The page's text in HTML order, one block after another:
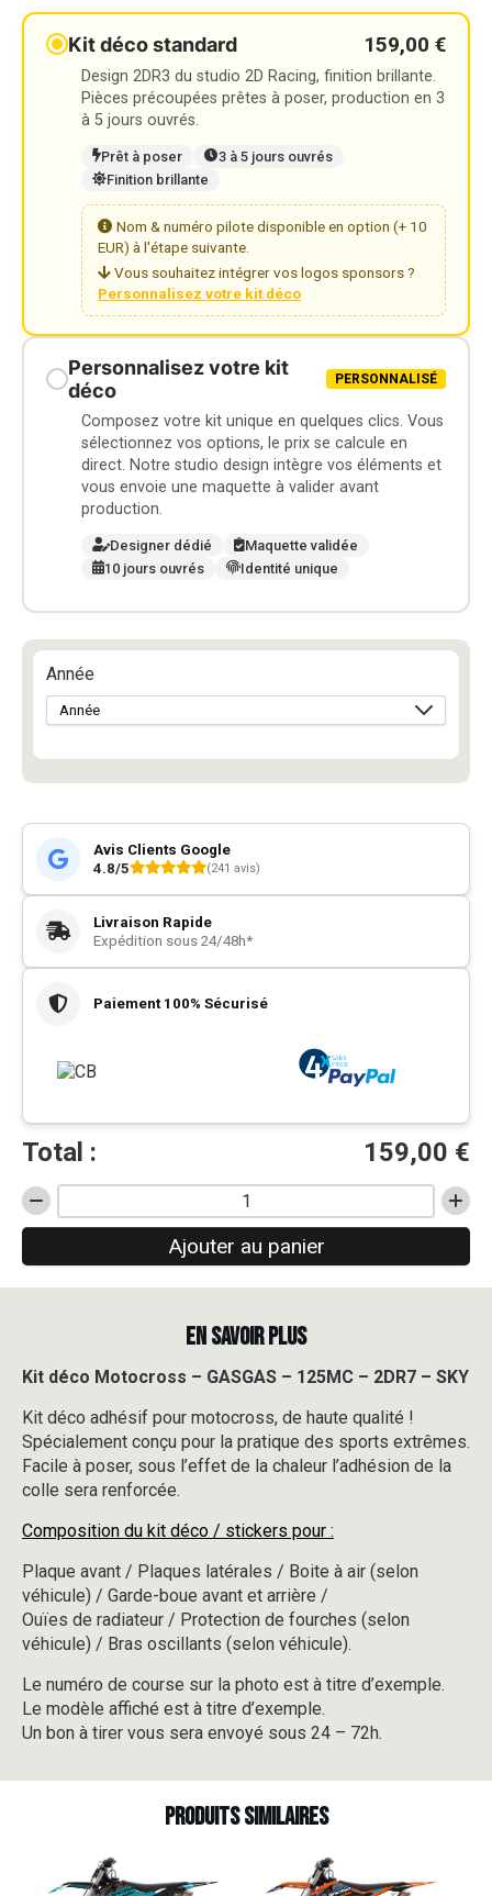
Kit déco standard 159,00 €
Design 2DR3 du studio 2D Racing, finition brillante.
Pièces précoupées prêtes à poser, production en 3
à 5 jours ouvrés.
Prêt à poser
3 à 5 jours ouvrés
Finition brillante
Nom & numéro pilote disponible en option (+ 10
EUR) à l'étape suivante.
Vous souhaitez intégrer vos logos sponsors ?
Personnalisez votre kit déco
Personnalisez votre kit
déco
PERSONNALISÉ
Composez votre kit unique en quelques clics. Vous
sélectionnez vos options, le prix se calcule en
direct. Notre studio design intègre vos éléments et
vous envoie une maquette à valider avant
production.
Designer dédié
Maquette validée
10 jours ouvrés
Identité unique
Année
Avis Clients Google
4.8/5
(241 avis)
Livraison Rapide
Expédition sous 24/48h*
Paiement 100% Sécurisé
Total : 159,00 €
quantité
de
déco
Motocross
125MC
2DR7
-
SKY
Ajouter au panier
EN SAVOIR PLUS
Kit déco Motocross – GASGAS – 125MC – 2DR7 – SKY
Kit déco adhésif pour motocross, de haute qualité !
Spécialement conçu pour la pratique des sports extrêmes.
Facile à poser, sous l’effet de la chaleur l’adhésion de la
colle sera renforcée.
Composition du kit déco / stickers pour :
Plaque avant / Plaques latérales / Boite à air (selon
véhicule) / Garde-boue avant et arrière /
Ouïes de radiateur / Protection de fourches (selon
véhicule) / Bras oscillants (selon véhicule).
Le numéro de course sur la photo est à titre d’exemple.
Le modèle affiché est à titre d’exemple.
Un bon à tirer vous sera envoyé sous 24 – 72h.
Produits similaires